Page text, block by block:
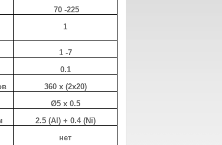
70 -225
1
1 -7
0.1
360 x (2х20)
Ø5 x 0.5
2.5 (Al) + 0.4 (Ni)
нет